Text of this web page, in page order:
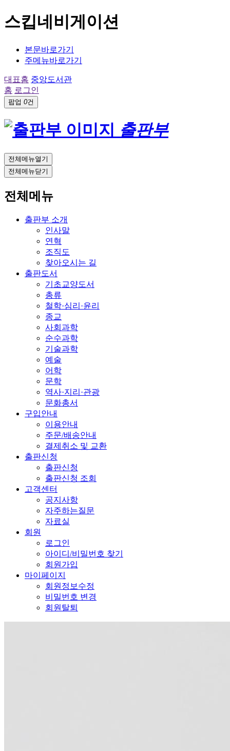
스킵네비게이션
본문바로가기
주메뉴바로가기
대표홈 중앙도서관
홈 로그인
팝업 0건
출판부
전체메뉴열기
전체메뉴닫기
전체메뉴
출판부 소개
인사말
연혁
조직도
찾아오시는 길
출판도서
기초교양도서
총류
철학·심리·윤리
종교
사회과학
순수과학
기술과학
예술
어학
문학
역사·지리·관광
문화총서
구입안내
이용안내
주문/배송안내
결제취소 및 교환
출판신청
출판신청
출판신청 조회
고객센터
공지사항
자주하는질문
자료실
회원
로그인
아이디/비밀번호 찾기
회원가입
마이페이지
회원정보수정
비밀번호 변경
회원탈퇴